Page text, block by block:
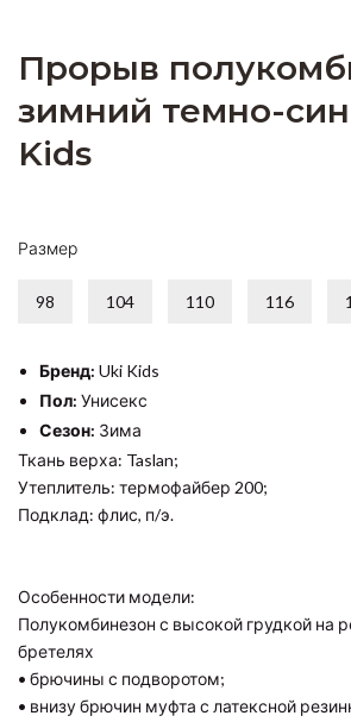
Прорыв
зимний темно-
Kids
Размер
98 104 110 116
Бренд: Uki Kids
Пол: Унисекс
Сезон: Зима
Ткань верха: Taslan;
Утеплитель: термофайбер 200;
Подклад: флис, п/э.
Особенности модели:
Полукомбинезон с высокой грудкой на
бретелях
• брючины с подворотом;
• внизу брючин муфта с латексной